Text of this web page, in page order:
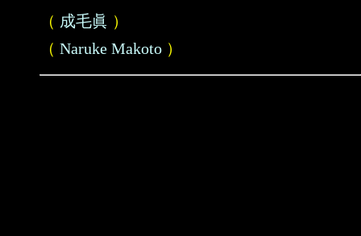
（ 成毛眞 ）
（ Naruke Makoto ）